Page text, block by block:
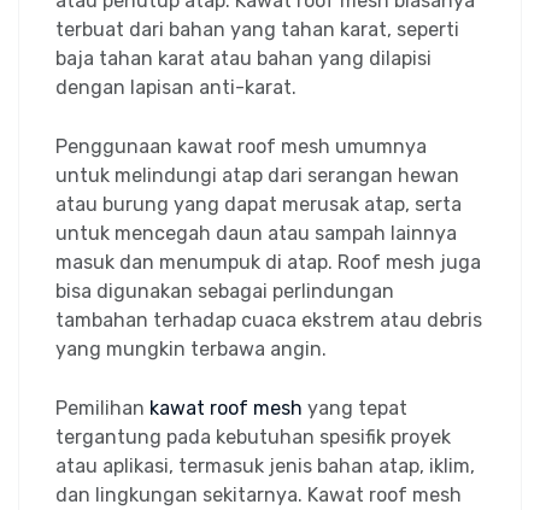
terbuat dari bahan yang tahan karat, seperti
baja tahan karat atau bahan yang dilapisi
dengan lapisan anti-karat.
Penggunaan kawat roof mesh umumnya
untuk melindungi atap dari serangan hewan
atau burung yang dapat merusak atap, serta
untuk mencegah daun atau sampah lainnya
masuk dan menumpuk di atap. Roof mesh juga
bisa digunakan sebagai perlindungan
tambahan terhadap cuaca ekstrem atau debris
yang mungkin terbawa angin.
Pemilihan kawat roof mesh yang tepat
tergantung pada kebutuhan spesifik proyek
atau aplikasi, termasuk jenis bahan atap, iklim,
dan lingkungan sekitarnya. Kawat roof mesh